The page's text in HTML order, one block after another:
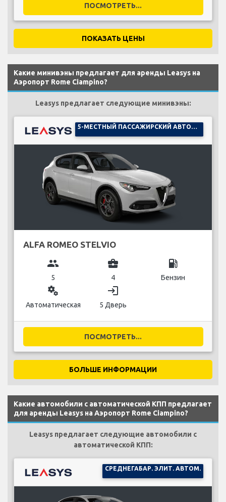
ПОСМОТРЕТЬ...
ПОКАЗАТЬ ЦЕНЫ
Какие минивэны предлагает для аренды Leasys на
Аэропорт Rome Ciampino?
Leasys предлагает следующие минивэны:
ALFA ROMEO STELVIO
group
5
business_center
4
local_gas_station
Бензин
miscellaneous_services
Автоматическая
login
5 Дверь
ПОСМОТРЕТЬ...
БОЛЬШЕ ИНФОРМАЦИИ
Какие автомобили с автоматической КПП предлагает
для аренды Leasys на Аэропорт Rome Ciampino?
Leasys предлагает следующие автомобили с
автоматической КПП:
СРЕДНЕГАБАР. ЭЛИТ. АВТОМ.